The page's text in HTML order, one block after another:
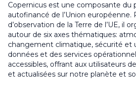
Copernicus est une composante du
autofinancé de l’Union européenne.
d’observation de la Terre de l’UE, il
autour de six axes thématiques:
changement climatique, sécurité et
données et des services
accessibles, offrant aux utilisateurs
et actualisées sur notre planète et